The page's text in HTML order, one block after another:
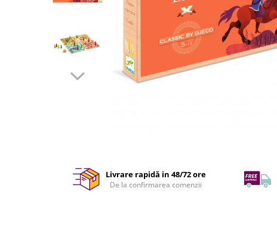
Livrare rapidă in 48/72 ore
De la confirmarea comenzii